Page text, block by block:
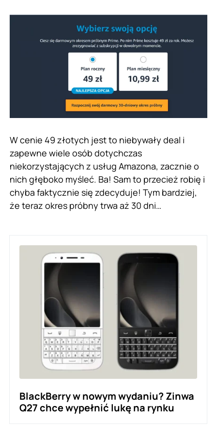
W cenie 49 złotych jest to niebywały deal i
zapewne wiele osób dotychczas
niekorzystających z usług Amazona, zacznie o
nich głęboko myśleć. Ba! Sam to przecież robię i
chyba faktycznie się zdecyduje! Tym bardziej,
że teraz okres próbny trwa aż 30 dni…
BlackBerry w nowym wydaniu? Zinwa
Q27 chce wypełnić lukę na rynku